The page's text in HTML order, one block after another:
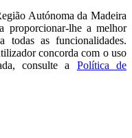
Autónoma da Madeira
proporcionar-lhe a melhor
todas as funcionalidades.
concorda com o uso
consulte a
Política de